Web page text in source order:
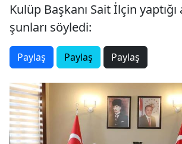
Kulüp Başkanı Sait İlçin yaptığı
şunları söyledi:
Paylaş Paylaş Paylaş